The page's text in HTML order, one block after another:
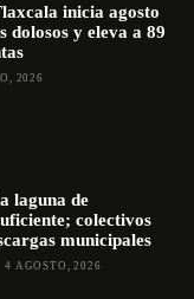
inicia agosto
dolosos y eleva a 89
2026
laguna de
colectivos
municipales
4 AGOSTO, 2026